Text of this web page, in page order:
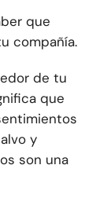
que
compañía.
de tu
que
y
son una